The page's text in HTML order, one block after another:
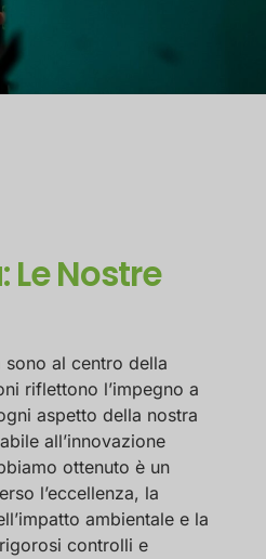
Nostre
sono al centro della
riflettono l’impegno a
aspetto della nostra
all’innovazione
ottenuto è un
l’eccellenza, la
ambientale e la
controlli e